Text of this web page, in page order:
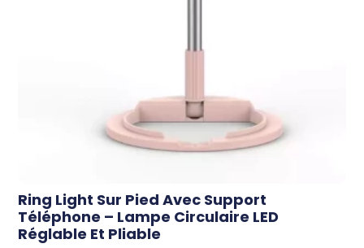
Ring Light Sur Pied Avec Support
Téléphone – Lampe Circulaire LED
Réglable Et Pliable